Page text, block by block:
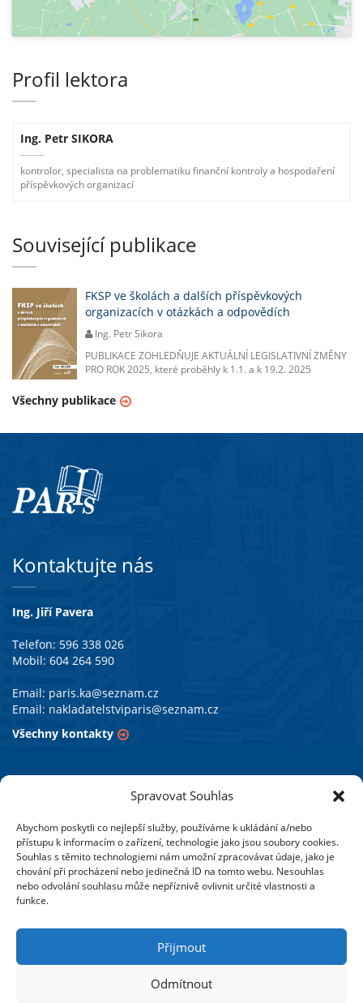
Spravovat Souhlas
Abychom poskytli co nejlepší služby, používáme k ukládání a/nebo
přístupu k informacím o zařízení, technologie jako jsou soubory cookies.
Souhlas s těmito technologiemi nám umožní zpracovávat údaje, jako je
chování při procházení nebo jedinečná ID na tomto webu. Nesouhlas
nebo odvolání souhlasu může nepříznivě ovlivnit určité vlastnosti a
funkce.
Přijmout
Odmítnout
Profil lektora
Ing. Petr SIKORA
kontrolor, specialista na problematiku finanční kontroly a hospodaření
příspěvkových organizací
Související publikace
FKSP ve školách a dalších příspěvkových
organizacích v otázkách a odpovědích
Ing. Petr Sikora
PUBLIKACE ZOHLEDŇUJE AKTUÁLNÍ LEGISLATIVNÍ ZMĚNY
PRO ROK 2025, které proběhly k 1.1. a k 19.2. 2025
Všechny publikace
Kontaktujte nás
Ing. Jiří Pavera
Telefon: 596 338 026
Mobil: 604 264 590
Email: paris.ka@seznam.cz
Email: nakladatelstviparis@seznam.cz
Všechny kontakty
PARIS vzdělávací agentura s.r.o.
Působíme v oblasti vzdělávacích aktivit již od roku 1990.
Pořádáme odborné semináře a připravujeme studijní
programy zejména v Moravskoslezském kraji a také ve většině
krajských měst České republiky.
školství. Soustředíme se na legislativní změny,
pracovněprávní, ekonomickou a účetní problematiku škol
a školských zařízení.